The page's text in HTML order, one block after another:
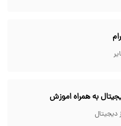
به همراه اموزش
دیجیتال